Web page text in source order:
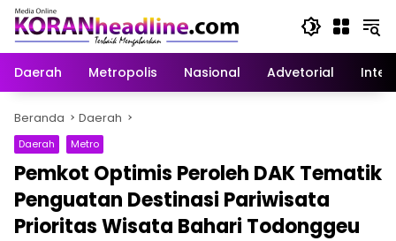
Langsung
konten
Daerah
Metropolis Nasional Advetorial
Beranda Daerah
Daerah Metro
Pemkot Optimis Peroleh DAK Tematik
Penguatan Destinasi Pariwisata
Prioritas Wisata Bahari Todonggeu